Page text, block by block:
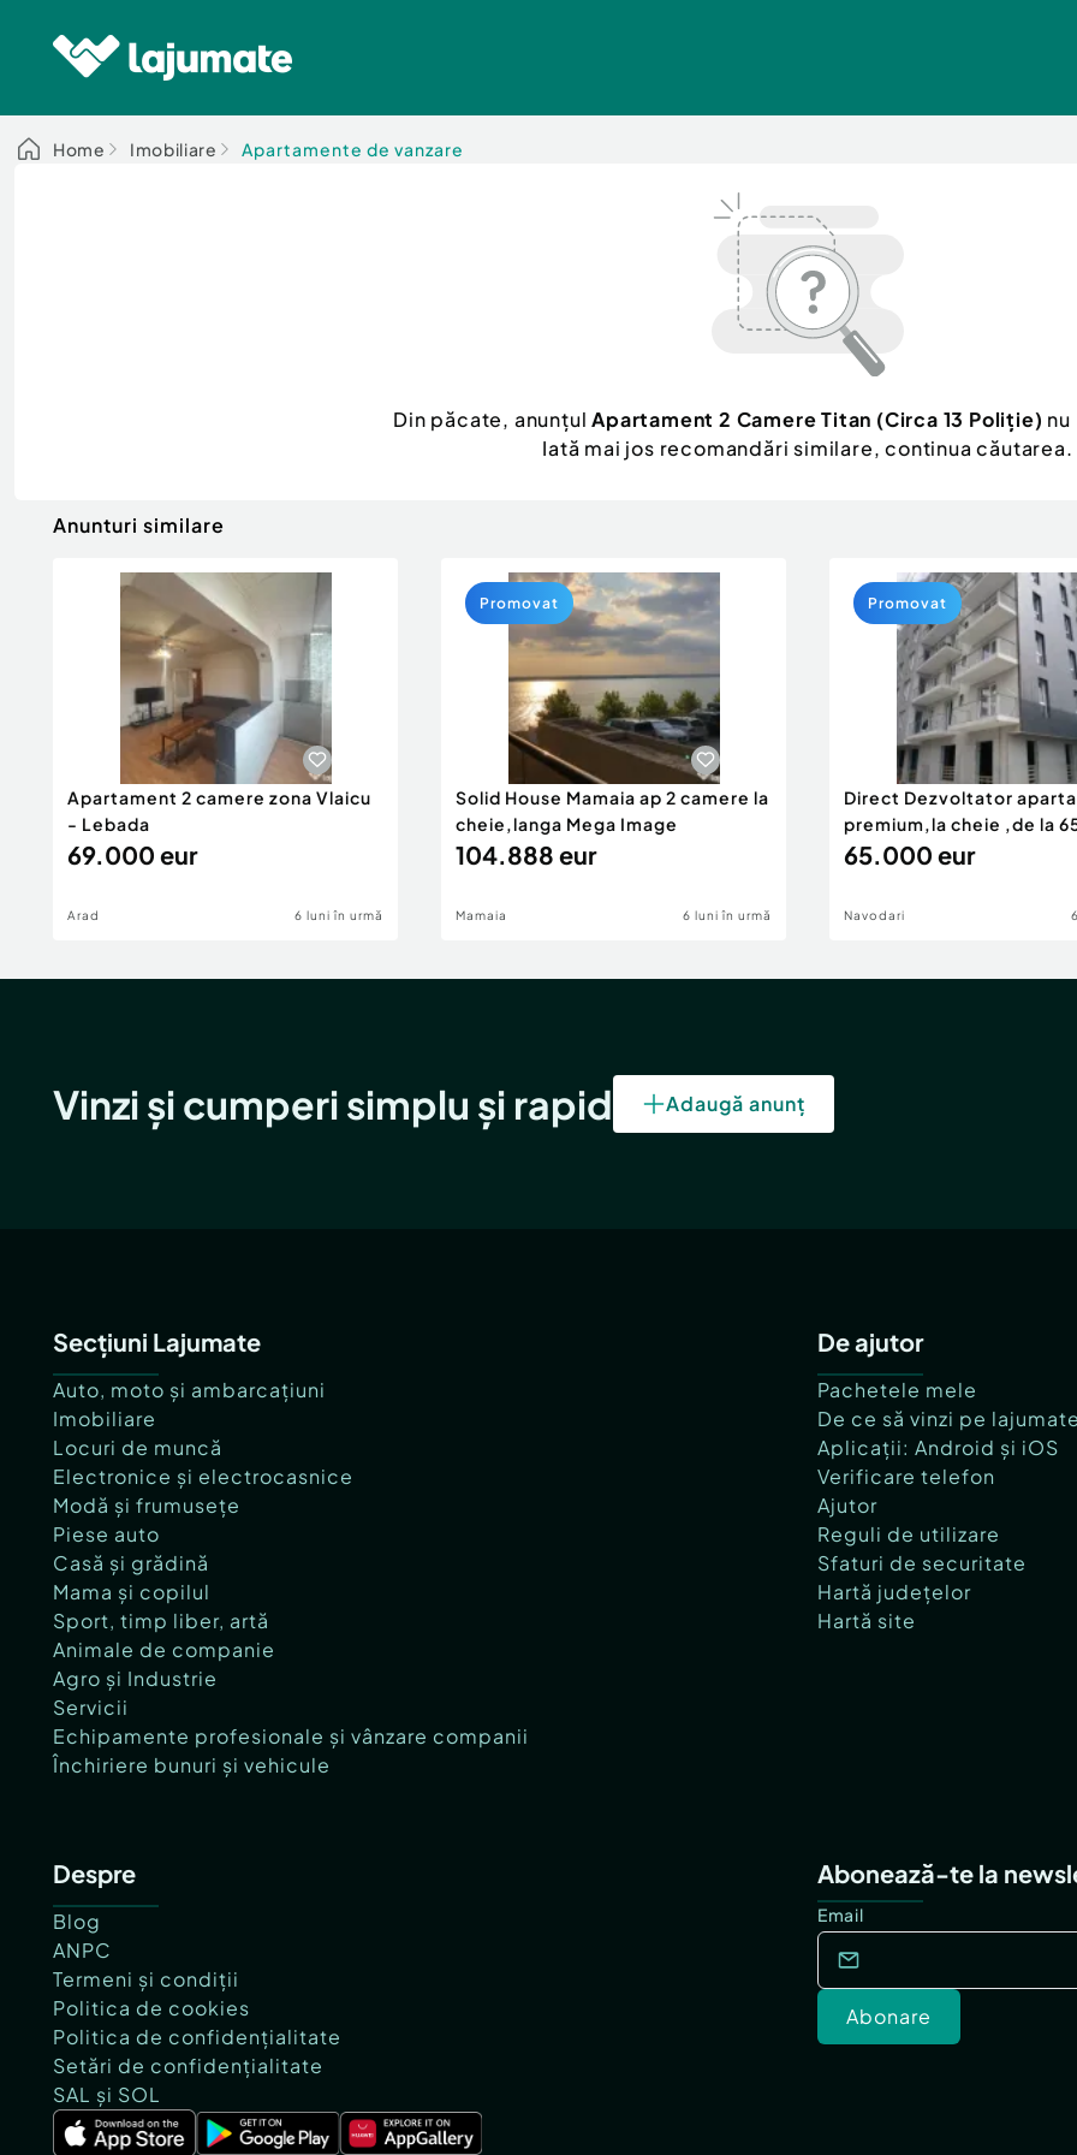
Home Imobiliare Apartamente de vanzare
Din păcate, anunțulApartament 2 Camere Titan (Circa 13 Poliție)
Iată mai jos recomandări similare, continua căutarea.
Anunturi similare
Apartament 2 camere zona Vlaicu
- Lebada
69.000 eur
Arad 6 luni în urmă
Solid House Mamaia ap 2 camere la
cheie,langa Mega Image
104.888 eur
Mamaia 6 luni în urmă
Promovat
Direct Dezvoltator
premium,la cheie ,de la
eur
65.000 eur
Navodari
Promovat
Vinzi și cumperi simplu și rapid Adaugă anunț
Secțiuni Lajumate
Auto, moto și ambarcațiuni
Imobiliare
Locuri de muncă
Electronice și electrocasnice
Modă și frumusețe
Piese auto
Casă și grădină
Mama și copilul
Sport, timp liber, artă
Animale de companie
Agro și Industrie
Servicii
Echipamente profesionale și vânzare companii
Închiriere bunuri și vehicule
De ajutor
Pachetele mele
De ce să vinzi pe
Aplicații: Android și iOS
Verificare telefon
Ajutor
Reguli de utilizare
Sfaturi de securitate
Hartă județelor
Hartă site
Despre
Blog
ANPC
Termeni și condiții
Politica de cookies
Politica de confidențialitate
Setări de confidențialitate
SAL și SOL
Abonează-te la
Email
Abonare